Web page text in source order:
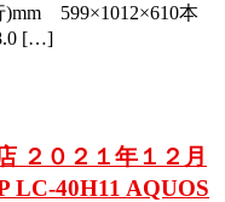
599×1012×610本
[…]
２０２１年１２月
LC-40H11 AQUOS